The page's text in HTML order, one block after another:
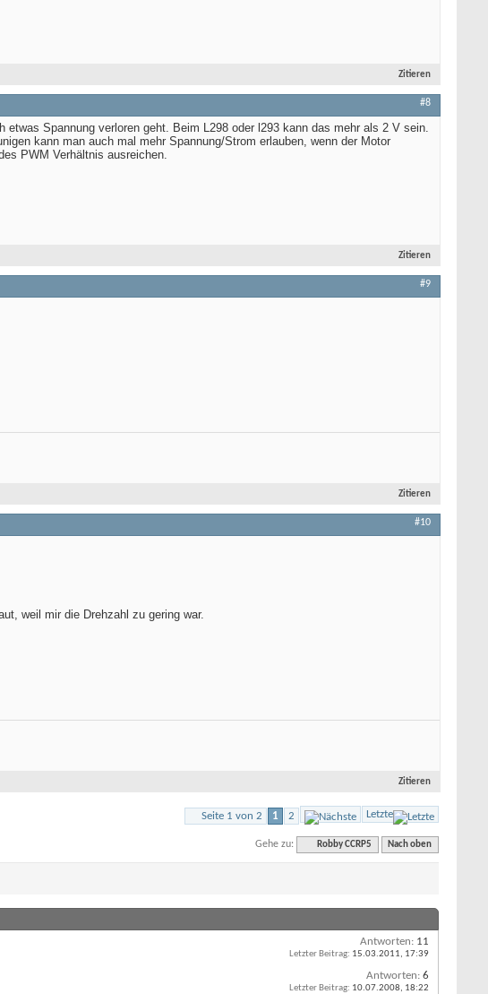
Zitieren
#8
Spannung verloren geht. Beim L298 oder l293 kann das mehr als 2 V sein.
kann man auch mal mehr Spannung/Strom erlauben, wenn der Motor
PWM Verhältnis ausreichen.
Zitieren
#9
Zitieren
#10
weil mir die Drehzahl zu gering war.
Zitieren
Seite 1 von 2 1 2 Letzte
Gehe zu: Robby CCRP5 Nach oben
Antworten: 11
Letzter Beitrag: 15.03.2011, 17:39
Antworten: 6
Letzter Beitrag: 10.07.2008, 18:22